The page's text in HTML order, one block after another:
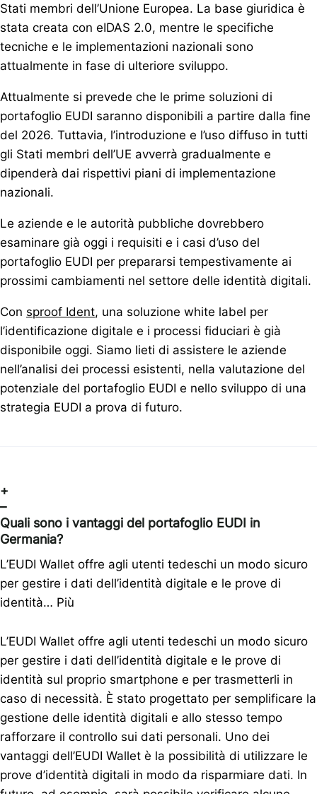
Stati membri dell’Unione Europea. La base giuridica è
stata creata con eIDAS 2.0, mentre le specifiche
tecniche e le implementazioni nazionali sono
attualmente in fase di ulteriore sviluppo.
Attualmente si prevede che le prime soluzioni di
portafoglio EUDI saranno disponibili a partire dalla fine
del 2026. Tuttavia, l’introduzione e l’uso diffuso in tutti
gli Stati membri dell’UE avverrà gradualmente e
dipenderà dai rispettivi piani di implementazione
nazionali.
Le aziende e le autorità pubbliche dovrebbero
esaminare già oggi i requisiti e i casi d’uso del
portafoglio EUDI per prepararsi tempestivamente ai
prossimi cambiamenti nel settore delle identità digitali.
Con sproof Ident, una soluzione white label per
l’identificazione digitale e i processi fiduciari è già
disponibile oggi. Siamo lieti di assistere le aziende
nell’analisi dei processi esistenti, nella valutazione del
potenziale del portafoglio EUDI e nello sviluppo di una
strategia EUDI a prova di futuro.
+
–
Quali sono i vantaggi del portafoglio EUDI in
Germania?
L’EUDI Wallet offre agli utenti tedeschi un modo sicuro
per gestire i dati dell’identità digitale e le prove di
identità… Più
L’EUDI Wallet offre agli utenti tedeschi un modo sicuro
per gestire i dati dell’identità digitale e le prove di
identità sul proprio smartphone e per trasmetterli in
caso di necessità. È stato progettato per semplificare la
gestione delle identità digitali e allo stesso tempo
rafforzare il controllo sui dati personali. Uno dei
vantaggi dell’EUDI Wallet è la possibilità di utilizzare le
prove d’identità digitali in modo da risparmiare dati. In